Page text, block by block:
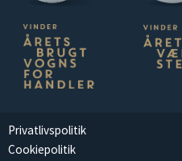
Privatlivspolitik
Cookiepolitik